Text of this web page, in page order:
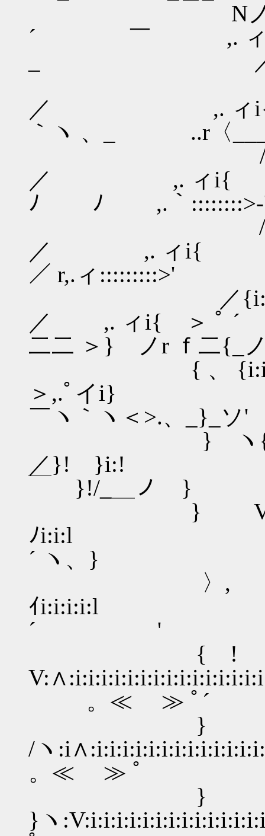
Nノ'´}/￣
´ ￣ ,. ィ !
_ ／
／ ,. ィi{
｀ヽ 、_ ..r〈
/
／ ,. ィ
ﾉ ﾉ ,.｀
/
／ ,. ィi{ ＞ ﾟ
／ r,.ィ:::::::::>'
／
／ ,. ィ
二二 ＞} ノr ｆ二{_
{ 、
＞
￣ヽ｀ヽ＜>.、_}_ソ'
} ヽ
／}!
￣ }!/_＿ノ }
}
ﾉi:i:l r
´ ヽ、}
〉,
ｲ
´ '
{
。≪ ≫ ﾟ´
/ヽ
。≪ ≫ ﾟ
}
}ヽ